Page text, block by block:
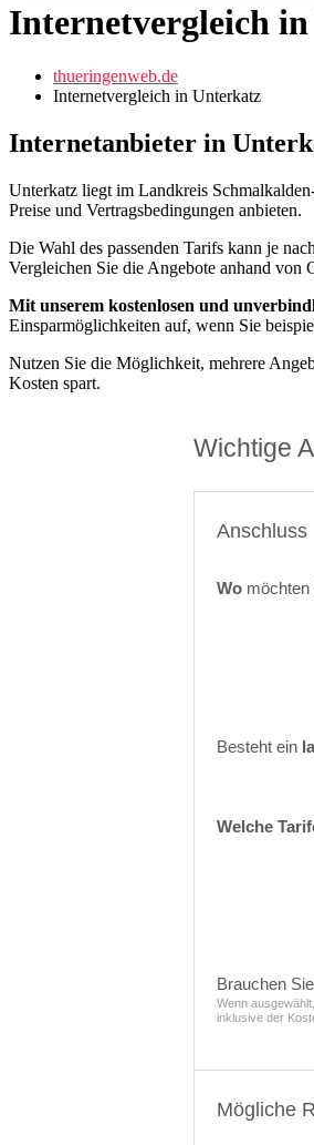
Internetvergleich
thueringenweb.de
Internetvergleich in Unterkatz
Internetanbieter in
Unterkatz liegt im Landkreis
Preise und Vertragsbedingungen anbieten.
Die Wahl des passenden Tarifs kann je
Vergleichen Sie die Angebote anhand von
Mit unserem kostenlosen und
Einsparmöglichkeiten auf, wenn Sie
Nutzen Sie die Möglichkeit, mehrere
Kosten spart.